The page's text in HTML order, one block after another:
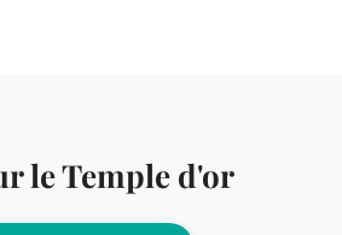
le Temple d'or